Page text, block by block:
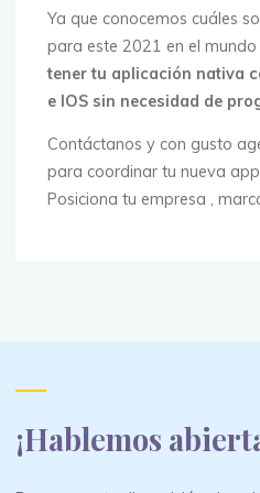
Ya que conocemos cuáles
para este 2021 en el
tener tu aplicación nativa
e IOS sin necesidad de
Contáctanos y con gusto
para coordinar tu nueva
Posiciona tu empresa ,
¡Hablemos